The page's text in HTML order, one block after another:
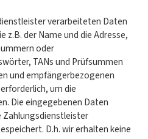
verarbeiteten Daten
der Name und die Adresse,
oder
TANs und Prüfsummen
und empfängerbezogenen
um die
Die eingegebenen Daten
Zahlungsdienstleister
D.h. wir erhalten keine